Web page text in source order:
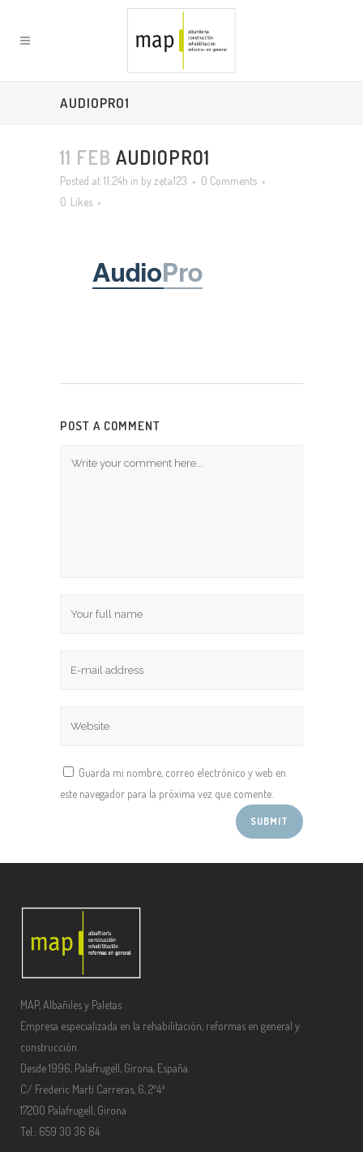
AUDIOPRO1
11 FEB AUDIOPRO1
Posted at 11:24h in byzeta123
0 Comments
0 Likes
POST A COMMENT
Guarda mi nombre, correo electrónico y web en
este navegador para la próxima vez que comente.
MAP, Albañiles y Paletas
Empresa especializada en la rehabilitación, reformas en general y
construcción.
Desde 1996, Palafrugell, Girona, España.
C/ Frederic Martí Carreras, 6, 2º4ª
17200 Palafrugell, Girona
Tel.: 659 30 36 84